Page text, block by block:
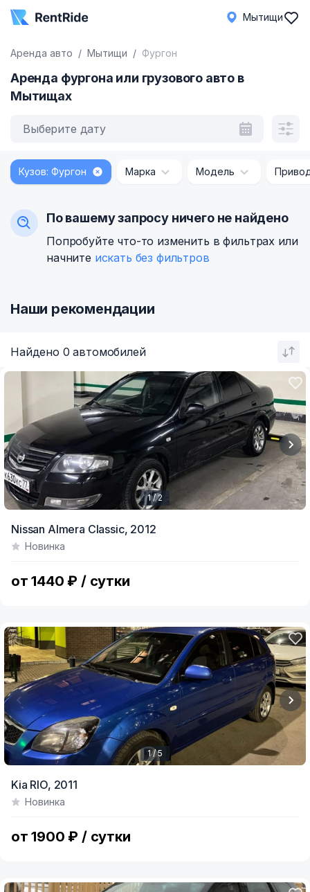
Мытищи
Аренда авто Мытищи Фургон
Аренда фургона или грузового авто в
Мытищах
Выберите дату
Кузов: Фургон Марка Модель
Найдено 0 автомобилей
По вашему запросу ничего не найдено
Попробуйте что-то изменить в фильтрах или
начните искать без фильтров
Наши рекомендации
of
1 / 2
Nissan Almera Classic, 2012
Новинка
от 1440 ₽ / сутки
of
1 / 5
Kia RIO, 2011
Новинка
от 1900 ₽ / сутки